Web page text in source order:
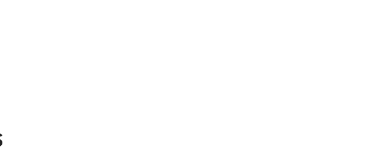
de salida y la compensación de paralaje aseguran una visión fiable. Ya
montaña, el Fortis 6 1.8-12 x 42 i cautiva a sus usuarios por su diseño